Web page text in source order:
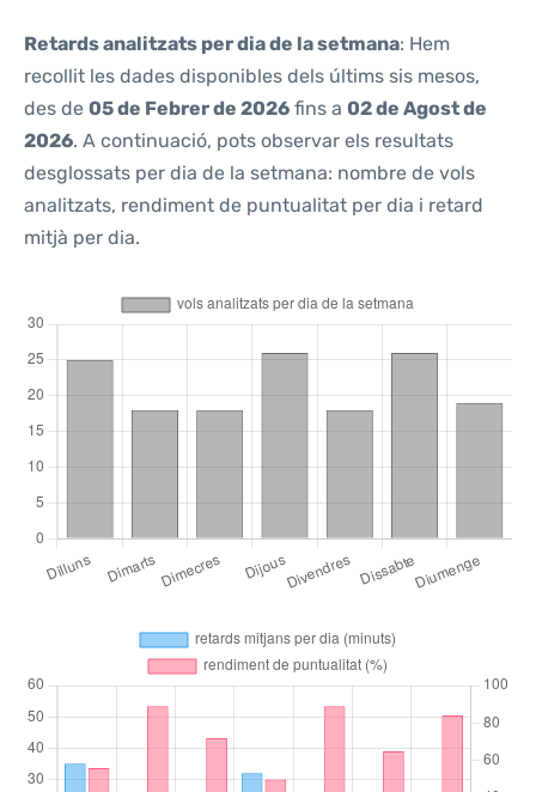
Retards analitzats per dia de la setmana: Hem
recollit les dades disponibles dels últims sis mesos,
des de 05 de Febrer de 2026 fins a 02 de Agost de
2026. A continuació, pots observar els resultats
desglossats per dia de la setmana: nombre de vols
analitzats, rendiment de puntualitat per dia i retard
mitjà per dia.